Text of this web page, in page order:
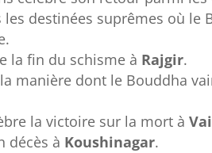
destinées suprêmes où le
la fin du schisme à Rajgir.
manière dont le Bouddha
la victoire sur la mort à
décès à Koushinagar.